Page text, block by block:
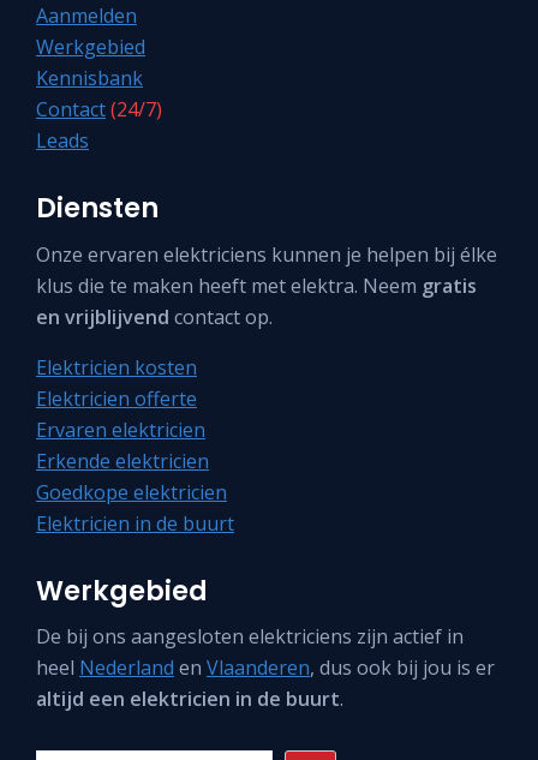
Aanmelden
Werkgebied
Kennisbank
Contact(24/7)
Leads
Diensten
Onze ervaren elektriciens kunnen je helpen bij élke
klus die te maken heeft met elektra. Neem gratis
en vrijblijvend contact op.
Elektricien kosten
Elektricien offerte
Ervaren elektricien
Erkende elektricien
Goedkope elektricien
Elektricien in de buurt
Werkgebied
De bij ons aangesloten elektriciens zijn actief in
heel Nederland en Vlaanderen, dus ook bij jou is er
altijd een elektricien in de buurt.